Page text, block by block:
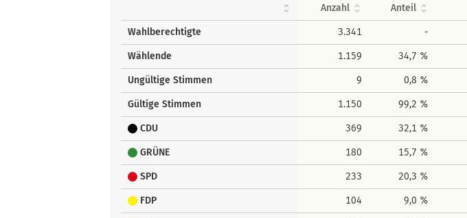
Anzahl Anteil
Wahlberechtigte 3.341 -
Wählende 1.159 34,7 %
Ungültige Stimmen 9 0,8 %
Gültige Stimmen 1.150 99,2 %
CDU 369 32,1 %
GRÜNE 180 15,7 %
SPD 233 20,3 %
FDP 104 9,0 %